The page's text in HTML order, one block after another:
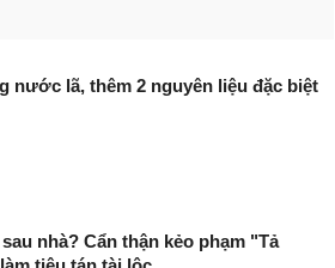
lã, thêm 2 nguyên liệu đặc biệt
nhà? Cẩn thận kẻo phạm "Tả